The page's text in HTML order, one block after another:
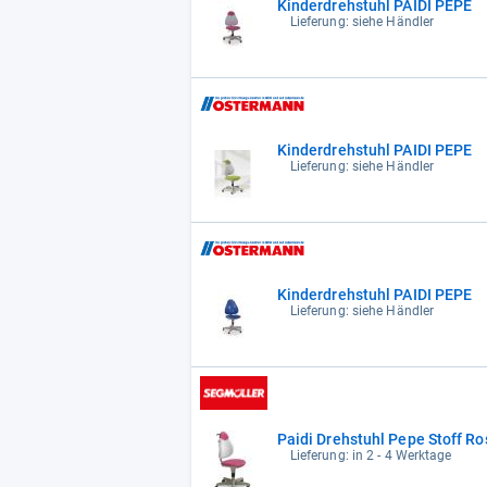
Kinderdrehstuhl PAIDI PEPE
Lieferung: siehe Händler
Kinderdrehstuhl PAIDI PEPE
Lieferung: siehe Händler
Kinderdrehstuhl PAIDI PEPE
Lieferung: siehe Händler
Paidi Drehstuhl Pepe Stoff
Lieferung: in 2 - 4 Werktage